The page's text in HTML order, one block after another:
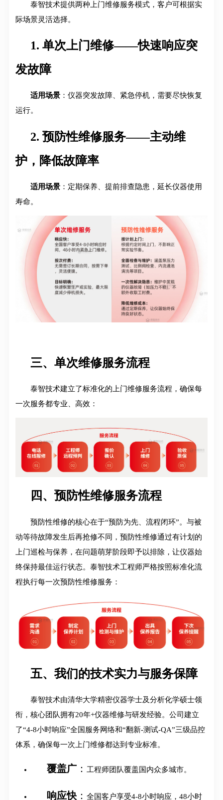
泰智技术提供两种上门维修服务模式，客户可根据实
际场景灵活选择。
1. 单次上门维修——快速响应突
发故障
适用场景 ：仪器突发故障、紧急停机，需要尽快恢复
运行。
2. 预防性维修服务——主动维
护，降低故障率
适用场景 ：定期保养、提前排查隐患，延长仪器使用
寿命。
三、单次维修服务流程
泰智技术建立了标准化的上门维修服务流程，确保每
一次服务都专业、高效 ：
四、预防性维修服务流程
预防性维修的核心在于“预防为先、流程闭环”。与被
动等待故障发生后再抢修不同，预防性维修通过有计划的
上门巡检与保养，在问题萌芽阶段即予以排除，让仪器始
终保持最佳运行状态。泰智技术工程师严格按照标准化流
程执行每一次预防性维修服务：
五、我们的技术实力与服务保障
泰智技术由清华大学精密仪器学士及分析化学硕士领
衔，核心团队拥有20年+仪器维修与研发经验。公司建立
了“4-8小时响应”全国服务网络和“翻新-测试-QA”三级品控
体系，确保每一次上门维修都达到专业标准。
覆盖广 ：工程师团队覆盖国内众多城市。
响应快 ：全国客户享受4-8小时响应，48小时